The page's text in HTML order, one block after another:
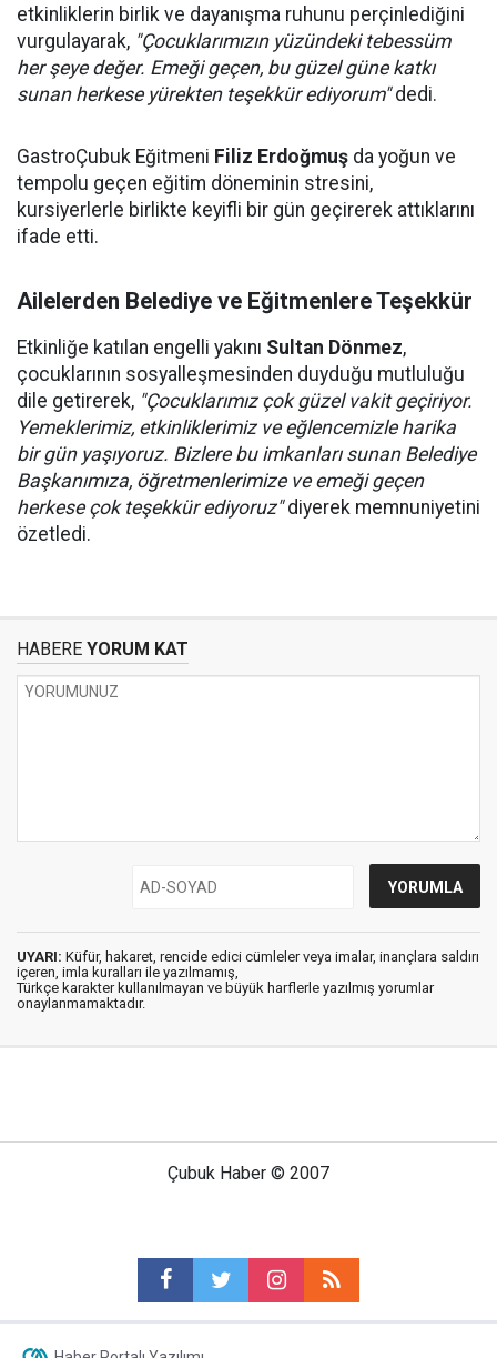
etkinliklerin birlik ve dayanışma ruhunu perçinlediğini
vurgulayarak, "Çocuklarımızın yüzündeki tebessüm
her şeye değer. Emeği geçen, bu güzel güne katkı
sunan herkese yürekten teşekkür ediyorum"dedi.
GastroÇubuk Eğitmeni Filiz Erdoğmuş da yoğun ve
tempolu geçen eğitim döneminin stresini,
kursiyerlerle birlikte keyifli bir gün geçirerek attıklarını
ifade etti.
Ailelerden Belediye ve Eğitmenlere Teşekkür
Etkinliğe katılan engelli yakını Sultan Dönmez,
çocuklarının sosyalleşmesinden duyduğu mutluluğu
dile getirerek, "Çocuklarımız çok güzel vakit geçiriyor.
Yemeklerimiz, etkinliklerimiz ve eğlencemizle harika
bir gün yaşıyoruz. Bizlere bu imkanları sunan Belediye
Başkanımıza, öğretmenlerimize ve emeği geçen
herkese çok teşekkür ediyoruz"diyerek memnuniyetini
özetledi.
HABERE YORUM KAT
UYARI: Küfür, hakaret, rencide edici cümleler veya imalar, inançlara saldırı
içeren, imla kuralları ile yazılmamış,
Türkçe karakter kullanılmayan ve büyük harflerle yazılmış yorumlar
onaylanmamaktadır.
Çubuk Haber © 2007